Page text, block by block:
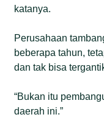
katanya.
Perusahaan
beberapa tahun,
dan tak bisa
“Bukan itu
daerah ini.”